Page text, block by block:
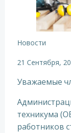
Новости
21 Сентября,
Уважаемые
техникума
работников